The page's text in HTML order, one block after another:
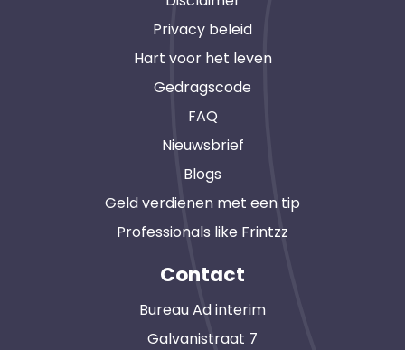
Privacy beleid
Hart voor het leven
Gedragscode
FAQ
Nieuwsbrief
Blogs
Geld verdienen met een tip
Professionals like Frintzz
Contact
Bureau Ad interim
Galvanistraat 7